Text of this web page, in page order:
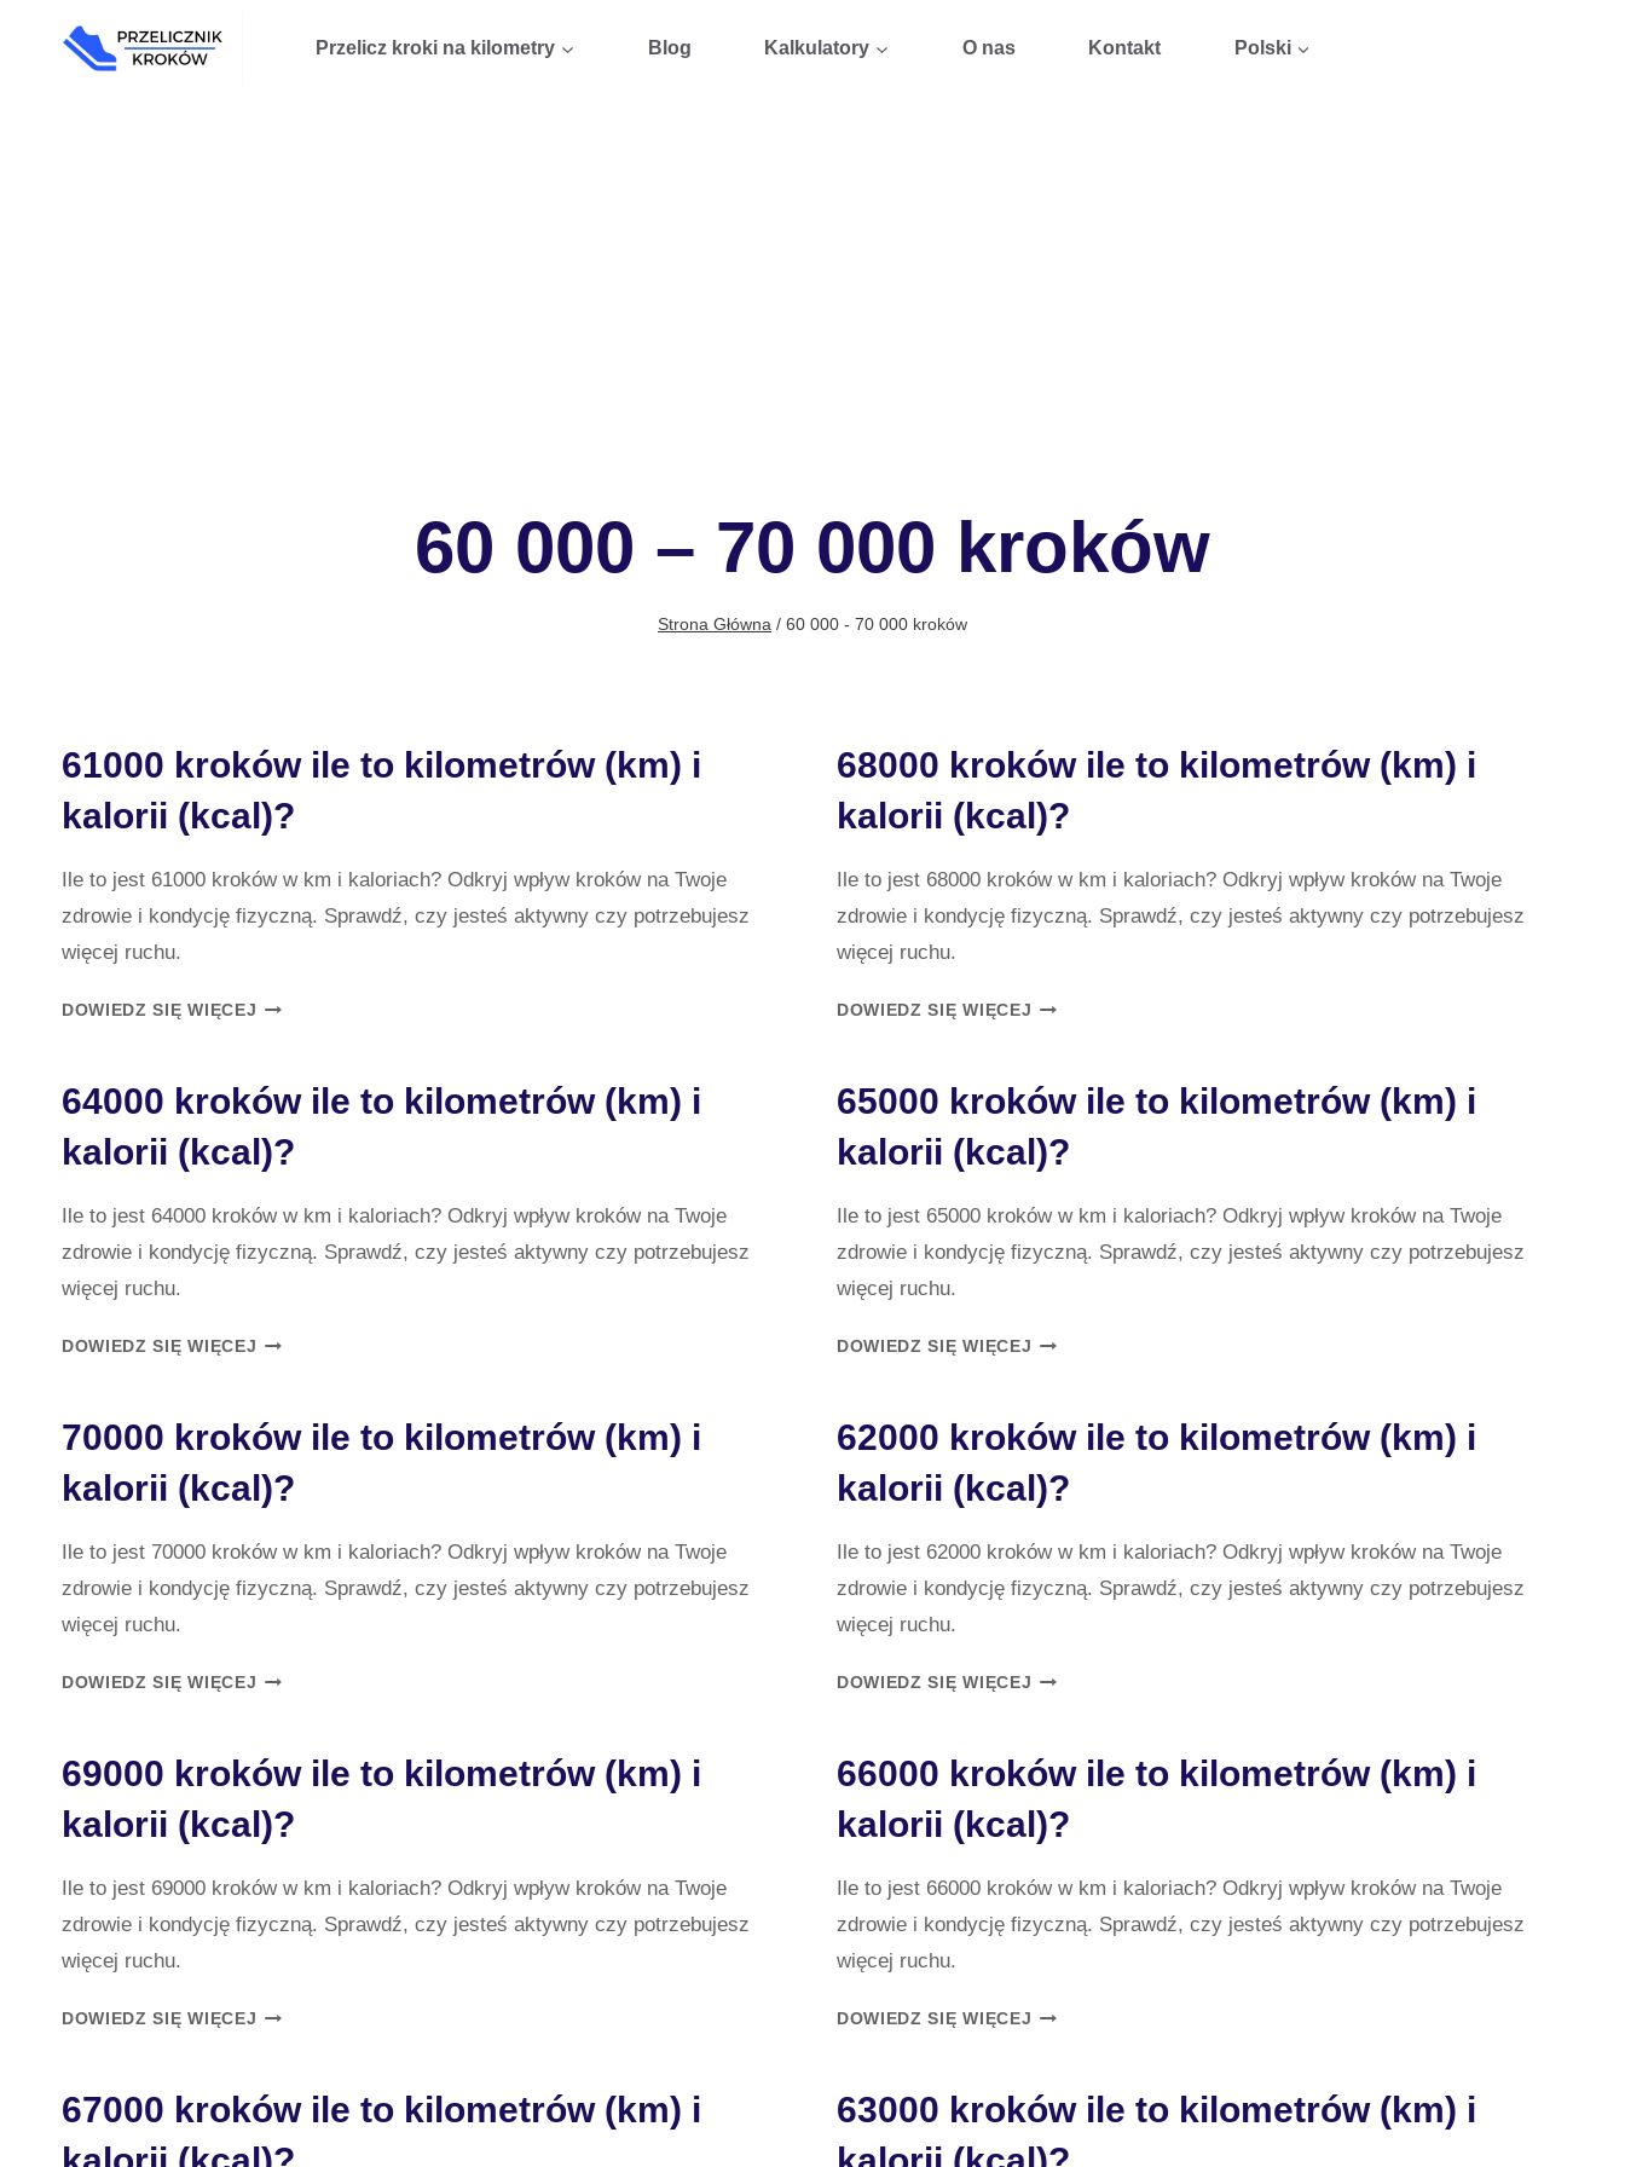
Przelicz kroki na kilometry Blog Kalkulatory O nas Kontakt Polski
60 000 – 70 000 kroków
Strona Główna / 60 000 - 70 000 kroków
61000 kroków ile to kilometrów (km) i
kalorii (kcal)?
Ile to jest 61000 kroków w km i kaloriach? Odkryj wpływ kroków na Twoje
zdrowie i kondycję fizyczną. Sprawdź, czy jesteś aktywny czy potrzebujesz
więcej ruchu.
DOWIEDZ SIĘ WIĘCEJ 61000
TO
(KM)
KALORII
68000 kroków ile to kilometrów (km) i
kalorii (kcal)?
Ile to jest 68000 kroków w km i kaloriach? Odkryj wpływ kroków na Twoje
zdrowie i kondycję fizyczną. Sprawdź, czy jesteś aktywny czy potrzebujesz
więcej ruchu.
DOWIEDZ SIĘ WIĘCEJ 68000
TO
(KM)
KALORII
64000 kroków ile to kilometrów (km) i
kalorii (kcal)?
Ile to jest 64000 kroków w km i kaloriach? Odkryj wpływ kroków na Twoje
zdrowie i kondycję fizyczną. Sprawdź, czy jesteś aktywny czy potrzebujesz
więcej ruchu.
DOWIEDZ SIĘ WIĘCEJ 64000
TO
(KM)
KALORII
65000 kroków ile to kilometrów (km) i
kalorii (kcal)?
Ile to jest 65000 kroków w km i kaloriach? Odkryj wpływ kroków na Twoje
zdrowie i kondycję fizyczną. Sprawdź, czy jesteś aktywny czy potrzebujesz
więcej ruchu.
DOWIEDZ SIĘ WIĘCEJ 65000
TO
(KM)
KALORII
70000 kroków ile to kilometrów (km) i
kalorii (kcal)?
Ile to jest 70000 kroków w km i kaloriach? Odkryj wpływ kroków na Twoje
zdrowie i kondycję fizyczną. Sprawdź, czy jesteś aktywny czy potrzebujesz
więcej ruchu.
DOWIEDZ SIĘ WIĘCEJ 70000
TO
(KM)
KALORII
62000 kroków ile to kilometrów (km) i
kalorii (kcal)?
Ile to jest 62000 kroków w km i kaloriach? Odkryj wpływ kroków na Twoje
zdrowie i kondycję fizyczną. Sprawdź, czy jesteś aktywny czy potrzebujesz
więcej ruchu.
DOWIEDZ SIĘ WIĘCEJ 62000
TO
(KM)
KALORII
69000 kroków ile to kilometrów (km) i
kalorii (kcal)?
Ile to jest 69000 kroków w km i kaloriach? Odkryj wpływ kroków na Twoje
zdrowie i kondycję fizyczną. Sprawdź, czy jesteś aktywny czy potrzebujesz
więcej ruchu.
DOWIEDZ SIĘ WIĘCEJ 69000
TO
(KM)
66000 kroków ile to kilometrów (km) i
kalorii (kcal)?
Ile to jest 66000 kroków w km i kaloriach? Odkryj wpływ kroków na Twoje
zdrowie i kondycję fizyczną. Sprawdź, czy jesteś aktywny czy potrzebujesz
więcej ruchu.
DOWIEDZ SIĘ WIĘCEJ 66000
TO
(KM)
67000 kroków ile to kilometrów (km) i
63000 kroków ile to kilometrów (km) i